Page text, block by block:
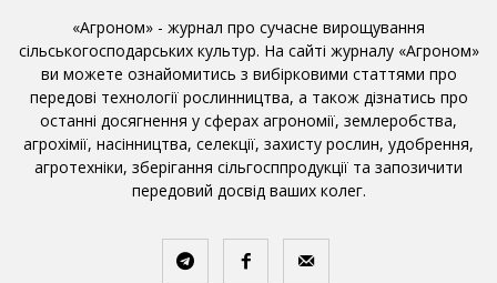
«Агроном» - журнал про сучасне вирощування
сільськогосподарських культур. На сайті журналу «Агроном»
ви можете ознайомитись з вибірковими статтями про
передові технології рослинництва, а також дізнатись про
останні досягнення у сферах агрономії, землеробства,
агрохімії, насінництва, селекції, захисту рослин, удобрення,
агротехніки, зберігання сільгосппродукції та запозичити
передовий досвід ваших колег.